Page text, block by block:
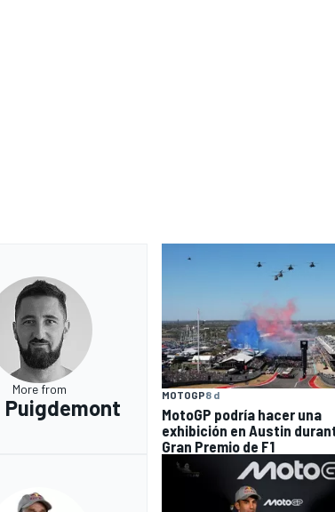
More from
Puigdemont
MOTOGP8 d
MotoGP podría hacer una
exhibición en Austin
Gran Premio de F1